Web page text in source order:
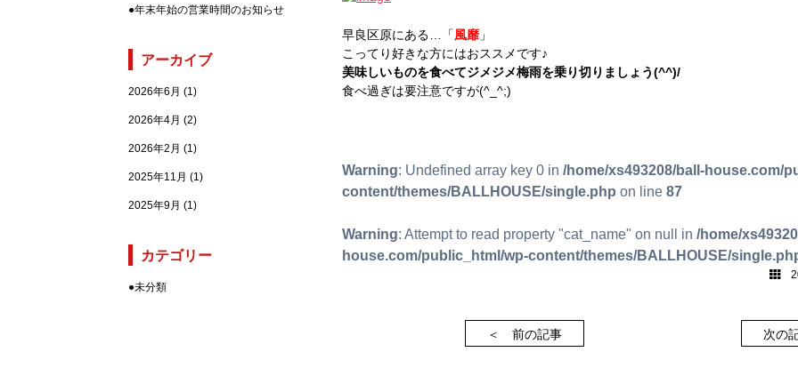
●年末年始の営業時間のお知らせ
アーカイブ
2026年6月 (1)
2026年4月 (2)
2026年2月 (1)
2025年11月 (1)
2025年9月 (1)
カテゴリー
●未分類
早良区原にある…「風靡」
こってり好きな方にはおススメです♪
美味しいものを食べてジメジメ梅雨を乗り切りましょう(^^)/
食べ過ぎは要注意ですが(^_^;)
Warning: Undefined array key 0 in /home/xs493208/ball-house.com/
content/themes/BALLHOUSE/single.php on line 87
Warning: Attempt to read property "cat_name" on null in /home/
house.com/public_html/wp-content/themes/BALLHOUSE/
＜ 前の記事 次の